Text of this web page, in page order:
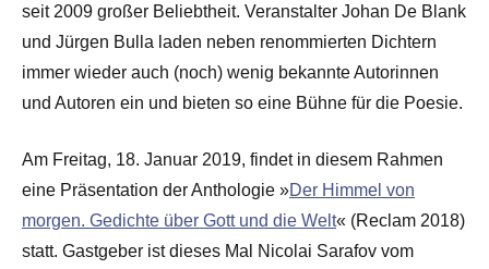
seit 2009 großer Beliebtheit. Veranstalter Johan De Blank
und Jürgen Bulla laden neben renommierten Dichtern
immer wieder auch (noch) wenig bekannte Autorinnen
und Autoren ein und bieten so eine Bühne für die Poesie.
Am Freitag, 18. Januar 2019, findet in diesem Rahmen
eine Präsentation der Anthologie »Der Himmel von
morgen. Gedichte über Gott und die Welt« (Reclam 2018)
statt. Gastgeber ist dieses Mal Nicolai Sarafov vom